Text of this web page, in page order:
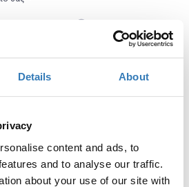
Details About
content and ads, to
and to analyse our traffic.
about your use of our site with
πλαίσιο του φιλανθρωπικού και
αποφάσισε την έμπρακτα αισθητή
εμβληματικού Νοσοκομείου ΑΧΕΠΑ
το λόγο αυτό ανέλαβε να συνδράμει
Εντατικής Θεραπείας της Α’
Κλινικής η οποία χρήζει άμεσης